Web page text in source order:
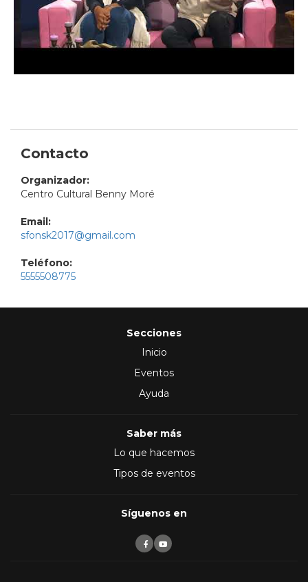
Contacto
Organizador:
Centro Cultural Benny Moré
Email:
sfonsk2017@gmail.com
Teléfono:
5555508775
Secciones
Inicio
Eventos
Ayuda
Saber más
Lo que hacemos
Tipos de eventos
Síguenos en